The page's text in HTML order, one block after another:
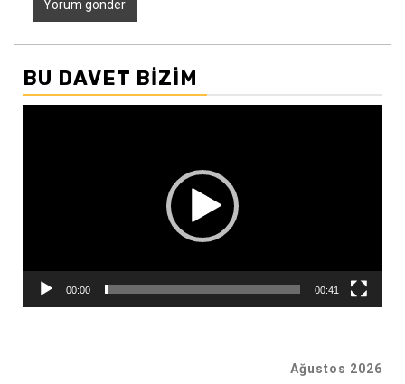
BU DAVET BIZIM
00:00 00:41
Ağustos 2026